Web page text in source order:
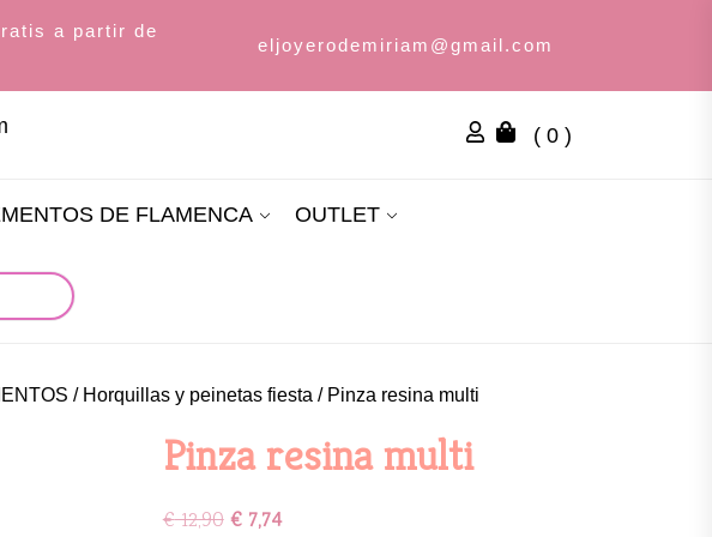
a partir de
eljoyerodemiriam@gmail.com
( 0 )
DE FLAMENCA OUTLET
/ Horquillas y peinetas fiesta / Pinza resina multi
Pinza resina multi
€12,90 €7,74